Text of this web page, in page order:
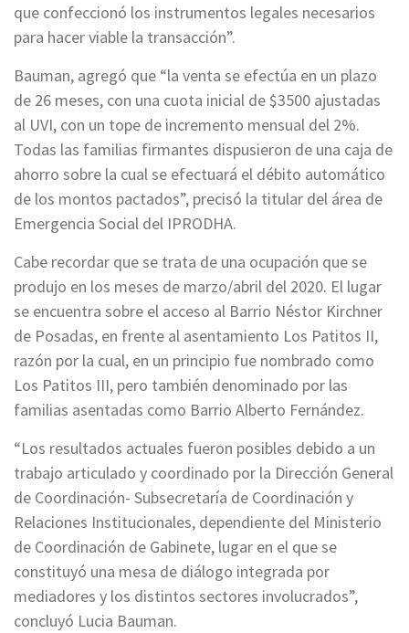
que confeccionó los instrumentos legales necesarios
para hacer viable la transacción”.
Bauman, agregó que “la venta se efectúa en un plazo
de 26 meses, con una cuota inicial de $3500 ajustadas
al UVI, con un tope de incremento mensual del 2%.
Todas las familias firmantes dispusieron de una caja de
ahorro sobre la cual se efectuará el débito automático
de los montos pactados”, precisó la titular del área de
Emergencia Social del IPRODHA.
Cabe recordar que se trata de una ocupación que se
produjo en los meses de marzo/abril del 2020. El lugar
se encuentra sobre el acceso al Barrio Néstor Kirchner
de Posadas, en frente al asentamiento Los Patitos II,
razón por la cual, en un principio fue nombrado como
Los Patitos III, pero también denominado por las
familias asentadas como Barrio Alberto Fernández.
“Los resultados actuales fueron posibles debido a un
trabajo articulado y coordinado por la Dirección General
de Coordinación- Subsecretaría de Coordinación y
Relaciones Institucionales, dependiente del Ministerio
de Coordinación de Gabinete, lugar en el que se
constituyó una mesa de diálogo integrada por
mediadores y los distintos sectores involucrados”,
concluyó Lucia Bauman.